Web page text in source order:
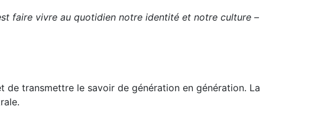
faire vivre au quotidien notre identité et notre culture –
de transmettre le savoir de génération en génération. La